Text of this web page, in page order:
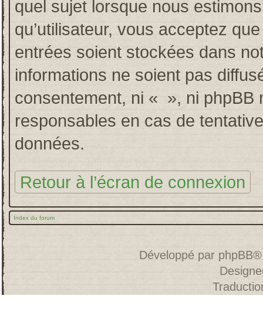
quel sujet lorsque nous
qu’utilisateur, vous acceptez
entrées soient stockées dans
informations ne soient pas
consentement, ni « », ni phpBB
responsables en cas de
données.
Retour à l’écran de connexion
Index du forum
Développé par phpBB®